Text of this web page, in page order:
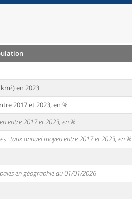
en 2023
2017 et 2023, en %
entre 2017 et 2023, en %
: taux annuel moyen entre 2017 et 2023, en %
en géographie au 01/01/2026